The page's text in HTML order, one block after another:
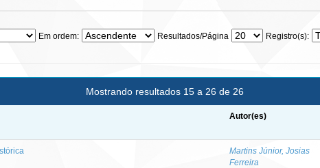
Em ordem: Resultados/Página Registro(s):
Mostrando resultados 15 a 26 de 26
Autor(es)
Martins Júnior, Josias
Ferreira